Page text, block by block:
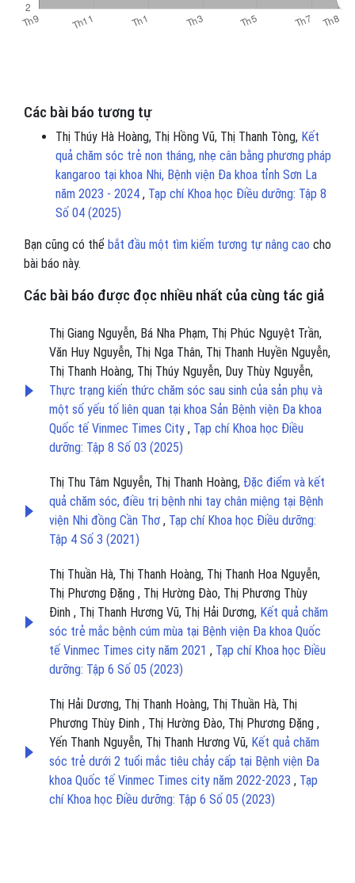
Các bài báo tương tự
Thị Thúy Hà Hoàng, Thị Hồng Vũ, Thị Thanh Tòng, Kết
quả chăm sóc trẻ non tháng, nhẹ cân bằng phương pháp
kangaroo tại khoa Nhi, Bệnh viện Đa khoa tỉnh Sơn La
năm 2023 - 2024 , Tạp chí Khoa học Điều dưỡng: Tập 8
Số 04 (2025)
Bạn cũng có thể bắt đầu một tìm kiếm tương tự nâng cao cho
bài báo này.
Các bài báo được đọc nhiều nhất của cùng tác giả
Thị Giang Nguyễn, Bá Nha Phạm, Thị Phúc Nguyệt Trần,
Văn Huy Nguyễn, Thị Nga Thân, Thị Thanh Huyền Nguyễn,
Thị Thanh Hoàng, Thị Thúy Nguyễn, Duy Thùy Nguyễn,
Thực trạng kiến thức chăm sóc sau sinh của sản phụ và
một số yếu tố liên quan tại khoa Sản Bệnh viện Đa khoa
Quốc tế Vinmec Times City , Tạp chí Khoa học Điều
dưỡng: Tập 8 Số 03 (2025)
Thị Thu Tâm Nguyễn, Thị Thanh Hoàng, Đặc điểm và kết
quả chăm sóc, điều trị bệnh nhi tay chân miệng tại Bệnh
viện Nhi đồng Cần Thơ , Tạp chí Khoa học Điều dưỡng:
Tập 4 Số 3 (2021)
Thị Thuần Hà, Thị Thanh Hoàng, Thị Thanh Hoa Nguyễn,
Thị Phương Đặng , Thị Hường Đào, Thị Phương Thùy
Đinh , Thị Thanh Hương Vũ, Thị Hải Dương, Kết quả chăm
sóc trẻ mắc bệnh cúm mùa tại Bệnh viện Đa khoa Quốc
tế Vinmec Times city năm 2021 , Tạp chí Khoa học Điều
dưỡng: Tập 6 Số 05 (2023)
Thị Hải Dương, Thị Thanh Hoàng, Thị Thuần Hà, Thị
Phương Thùy Đinh , Thị Hường Đào, Thị Phương Đặng ,
Yến Thanh Nguyễn, Thị Thanh Hương Vũ, Kết quả chăm
sóc trẻ dưới 2 tuổi mắc tiêu chảy cấp tại Bệnh viện Đa
khoa Quốc tế Vinmec Times city năm 2022-2023 , Tạp
chí Khoa học Điều dưỡng: Tập 6 Số 05 (2023)